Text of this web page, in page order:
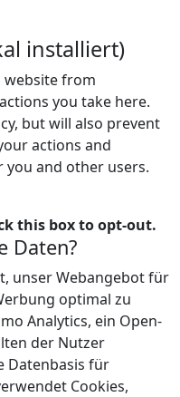
installiert)
website from
you take here.
but will also prevent
actions and
and other users.
this box to opt-out.
Daten?
unser Webangebot für
optimal zu
Analytics, ein Open-
der Nutzer
Datenbasis für
Cookies,